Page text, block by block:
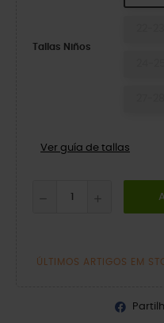
Tallas Niños
Ver guía de tallas
ÚLTIMOS ARTIGOS EM